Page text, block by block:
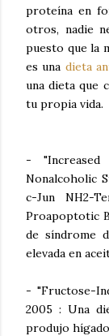
proteína en
otros, nadie
puesto que la
es una dieta
una dieta que
tu propia vida.
- "Increased
Nonalcoholic
c-Jun NH2-
Proapoptotic
de síndrome
elevada en
- "Fructose-
2005 : Una
produjo